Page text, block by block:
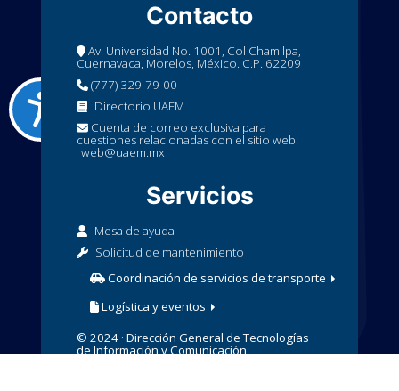
Contacto
Av. Universidad No. 1001, Col Chamilpa,
Cuernavaca, Morelos, México. C.P. 62209
(777) 329-79-00
Directorio UAEM
Cuenta de correo exclusiva para
cuestiones relacionadas con el sitio web:
web@uaem.mx
Servicios
Mesa de ayuda
Solicitud de mantenimiento
Coordinación de servicios de transporte
Logística y eventos
© 2024 · Dirección General de Tecnologías
de Información y Comunicación